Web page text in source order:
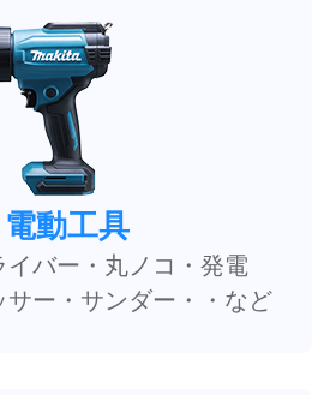
電動工具
イバー・丸ノコ・発電
ー・サンダー・・など